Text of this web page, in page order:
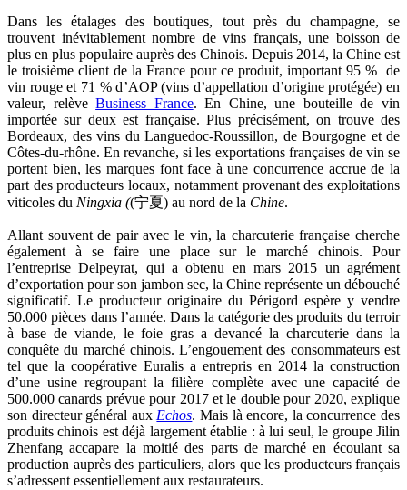
Dans les étalages des boutiques, tout près du champagne, se
trouvent inévitablement nombre de vins français, une boisson de
plus en plus populaire auprès des Chinois. Depuis 2014, la Chine est
le troisième client de la France pour ce produit, important 95 % de
vin rouge et 71 % d’AOP (vins d’appellation d’origine protégée) en
valeur, relèveBusiness France. En Chine, une bouteille de vin
importée sur deux est française. Plus précisément, on trouve des
Bordeaux, des vins du Languedoc-Roussillon, de Bourgogne et de
Côtes-du-rhône. En revanche, si les exportations françaises de vin se
portent bien, les marques font face à une concurrence accrue de la
part des producteurs locaux, notamment provenant des exploitations
viticoles du Ningxia ((宁夏) au nord de la Chine.
Allant souvent de pair avec le vin, la charcuterie française cherche
également à se faire une place sur le marché chinois. Pour
l’entreprise Delpeyrat, qui a obtenu en mars 2015 un agrément
d’exportation pour son jambon sec, la Chine représente un débouché
significatif. Le producteur originaire du Périgord espère y vendre
50.000 pièces dans l’année. Dans la catégorie des produits du terroir
à base de viande, le foie gras a devancé la charcuterie dans la
conquête du marché chinois. L’engouement des consommateurs est
tel que la coopérative Euralis a entrepris en 2014 la construction
d’une usine regroupant la filière complète avec une capacité de
500.000 canards prévue pour 2017 et le double pour 2020, explique
son directeur général aux Echos. Mais là encore, la concurrence des
produits chinois est déjà largement établie : à lui seul, le groupe Jilin
Zhenfang accapare la moitié des parts de marché en écoulant sa
production auprès des particuliers, alors que les producteurs français
s’adressent essentiellement aux restaurateurs.